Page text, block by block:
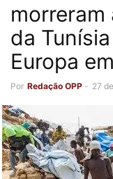
da
Europa
Por Redação OPP - 27